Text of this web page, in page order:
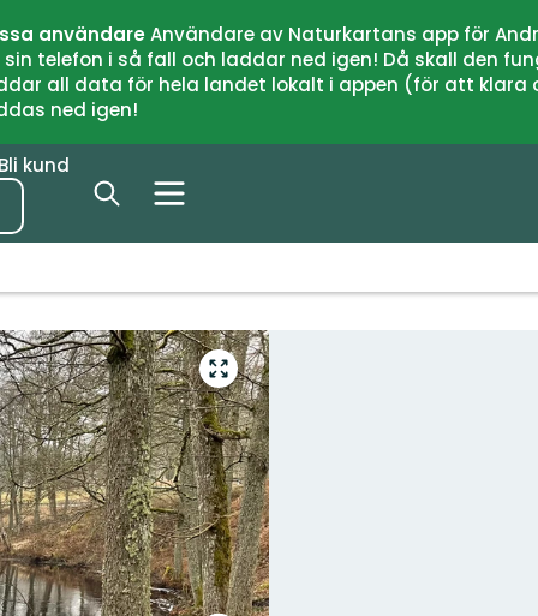
användareAnvändare av Naturkartans app för
telefon i så fall och laddar ned igen! Då skall den
all data för hela landet lokalt i appen (för att
ned igen!
Bli kund
Gå
till
helskärmsläge